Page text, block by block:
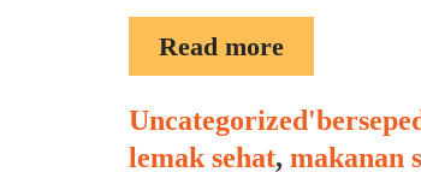
Read more
UNTUK
MENJAGA
Categories
UncategorizedTags
lemak sehat, makanan